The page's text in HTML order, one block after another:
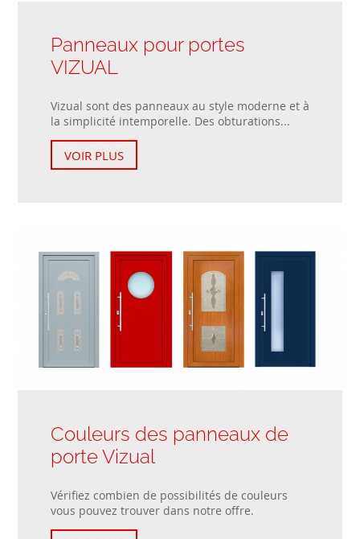
Panneaux pour portes
VIZUAL
Vizual sont des panneaux au style moderne et à
la simplicité intemporelle. Des obturations...
VOIR PLUS
Couleurs des panneaux de
porte Vizual
Vérifiez combien de possibilités de couleurs
vous pouvez trouver dans notre offre.